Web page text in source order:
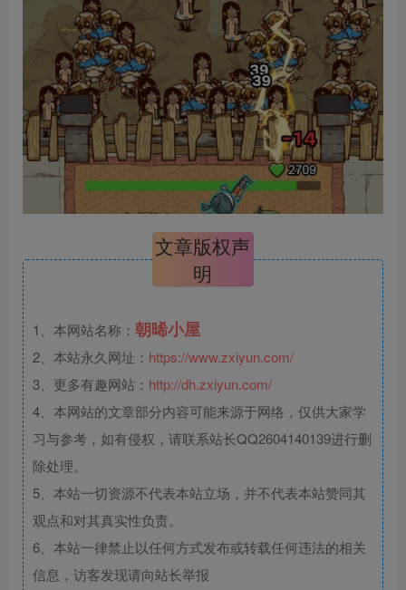
文章版权声
明
1、本网站名称： 朝晞小屋
2、本站永久网址： https://www.zxiyun.com/
3、更多有趣网站： http://dh.zxiyun.com/
4、本网站的文章部分内容可能来源于网络，仅供大家学
习与参考，如有侵权，请联系站长QQ2604140139进行删
除处理。
5、本站一切资源不代表本站立场，并不代表本站赞同其
观点和对其真实性负责。
6、本站一律禁止以任何方式发布或转载任何违法的相关
信息，访客发现请向站长举报